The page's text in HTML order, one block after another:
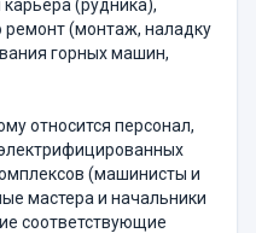
(рудника),
(монтаж, наладку
горных машин,
относится персонал,
(машинисты и
мастера и начальники
соответствующие